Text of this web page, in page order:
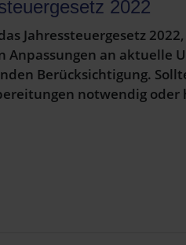
2022
Jahressteuergesetz
an aktuelle
Berücksichtigung.
notwendig oder